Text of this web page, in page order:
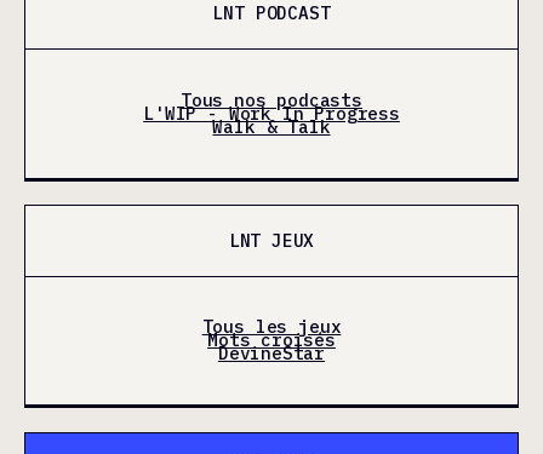
LNT PODCAST
Tous nos podcasts
L'WIP - Work In Progress
Walk & Talk
LNT JEUX
Tous les jeux
Mots croisés
DevineStar